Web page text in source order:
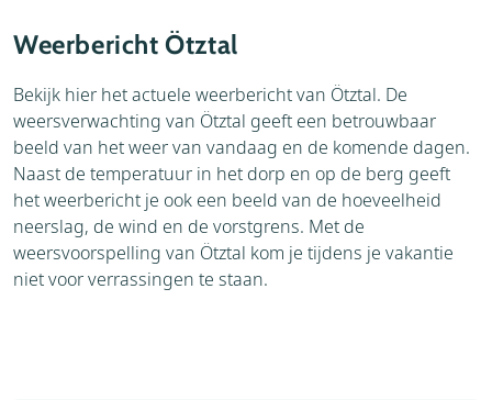
Brochure
Aanvraag
Thema's
Bezienswaardigheden
Omgeving
Weerbericht Ötztal
Bekijk hier het actuele weerbericht van Ötztal. De
weersverwachting van Ötztal geeft een betrouwbaar
beeld van het weer van vandaag en de komende dagen.
Naast de temperatuur in het dorp en op de berg geeft
het weerbericht je ook een beeld van de hoeveelheid
neerslag, de wind en de vorstgrens. Met de
weersvoorspelling van Ötztal kom je tijdens je vakantie
niet voor verrassingen te staan.